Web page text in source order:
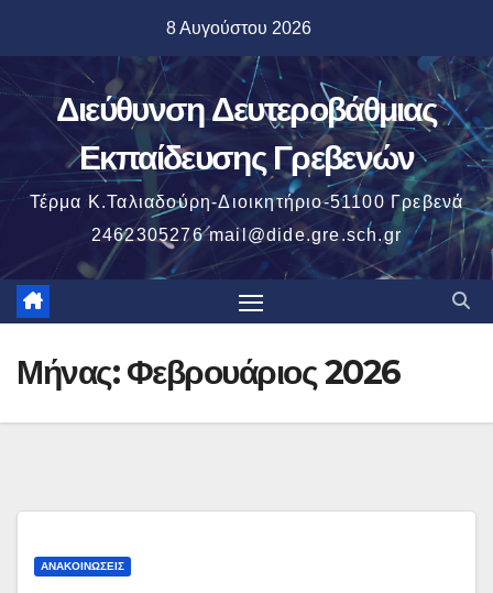
περιεχόμενο
8 Αυγούστου 2026
Διεύθυνση Δευτεροβάθμιας
Εκπαίδευσης Γρεβενών
Τέρμα Κ.Ταλιαδούρη-Διοικητήριο-51100 Γρεβενά
2462305276 mail@dide.gre.sch.gr
Μήνας:Φεβρουάριος 2026
ΑΝΑΚΟΙΝΏΣΕΙΣ